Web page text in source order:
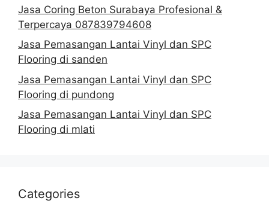
Jasa Coring Beton Surabaya Profesional &
Terpercaya 087839794608
Jasa Pemasangan Lantai Vinyl dan SPC
Flooring di sanden
Jasa Pemasangan Lantai Vinyl dan SPC
Flooring di pundong
Jasa Pemasangan Lantai Vinyl dan SPC
Flooring di mlati
Categories